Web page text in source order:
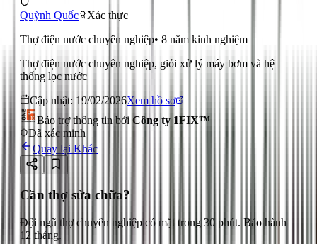
Quỳnh Quốc
Xác thực
Thợ điện nước chuyên nghiệp• 8 năm kinh nghiệm
Thợ điện nước chuyên nghiệp, giỏi xử lý máy bơm và hệ
thống lọc nước
Cập nhật: 19/02/2026Xem hồ sơ
Bảo trợ thông tin bởi Công ty 1FIX™
Đã xác minh
Quay lại Khác
Cần thợ sửa chữa?
Đội ngũ thợ chuyên nghiệp có mặt trong 30 phút. Bảo hành
12 tháng.